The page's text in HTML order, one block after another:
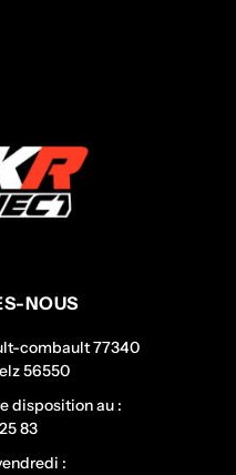
NOUS
combault 77340
56550
disposition au :
83
: